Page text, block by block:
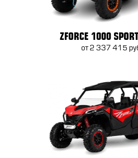
ZFORCE 1000
от 2 337 415